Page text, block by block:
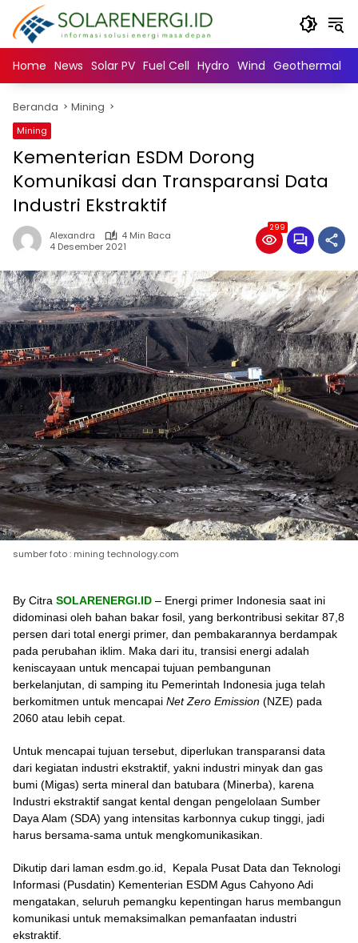
Langsung
konten
Home News Solar PV Fuel Cell Hydro Wind Geothermal
Beranda Mining
Mining
Kementerian ESDM Dorong
Komunikasi dan Transparansi Data
Industri Ekstraktif
Alexandra
4 Min Baca
4 Desember 2021
299
sumber foto : mining technology.com
By Citra SOLARENERGI.ID – Energi primer Indonesia saat ini
didominasi oleh bahan bakar fosil, yang berkontribusi sekitar 87,8
persen dari total energi primer, dan pembakarannya berdampak
pada perubahan iklim. Maka dari itu, transisi energi adalah
keniscayaan untuk mencapai tujuan pembangunan
berkelanjutan, di samping itu Pemerintah Indonesia juga telah
berkomitmen untuk mencapai Net Zero Emission (NZE) pada
2060 atau lebih cepat.
Untuk mencapai tujuan tersebut, diperlukan transparansi data
dari kegiatan industri ekstraktif, yakni industri minyak dan gas
bumi (Migas) serta mineral dan batubara (Minerba), karena
Industri ekstraktif sangat kental dengan pengelolaan Sumber
Daya Alam (SDA) yang intensitas karbonnya cukup tinggi, jadi
harus bersama-sama untuk mengkomunikasikan.
Dikutip dari laman esdm.go.id, Kepala Pusat Data dan Teknologi
Informasi (Pusdatin) Kementerian ESDM Agus Cahyono Adi
mengatakan, seluruh pemangku kepentingan harus membangun
komunikasi untuk memaksimalkan pemanfaatan industri
ekstraktif.